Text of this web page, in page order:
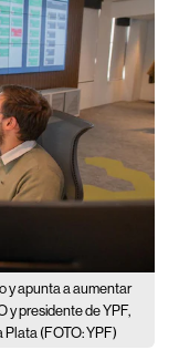
y apunta a aumentar
y presidente de YPF,
(FOTO: YPF)